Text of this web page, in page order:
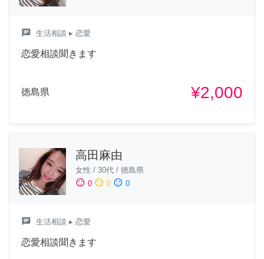
chat 生活相談 ▸ 恋愛
恋愛相談聞きます
徳島県 ¥2,000
高田麻由
女性 / 30代 / 徳島県
sentiment_satisfied 0 sentiment_neutral 0 sentiment_dissatisfied 0
chat 生活相談 ▸ 恋愛
恋愛相談聞きます